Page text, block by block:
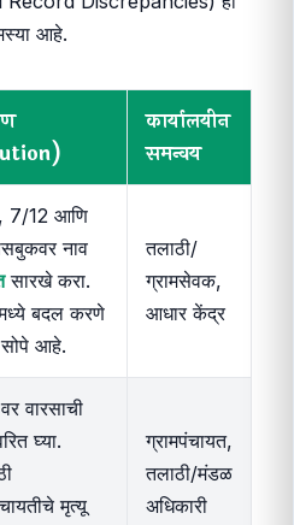
आहे.
कार्यालयीन
समन्वय
7/12 आणि
नाव
सारखे करा.
बदल करणे
सोपे आहे.
तलाठी/
ग्रामसेवक,
आधार केंद्र
वारसाची
घ्या.
मृत्यू
ग्रामपंचायत,
तलाठी/मंडळ
अधिकारी